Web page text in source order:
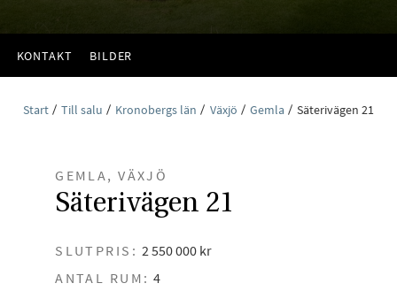
KONTAKT BILDER
Start Till salu Kronobergs län Växjö Gemla Säterivägen 21
GEMLA, VÄXJÖ
Säterivägen 21
SLUTPRIS: 2 550 000 kr
ANTAL RUM: 4